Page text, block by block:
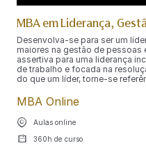
MBA em Liderança,
Desenvolva-se para ser um
maiores na gestão de pessoas
assertiva para uma liderança
de trabalho e focada na
do que um líder, torne-se
MBA Online
Aulas online
360h de curso